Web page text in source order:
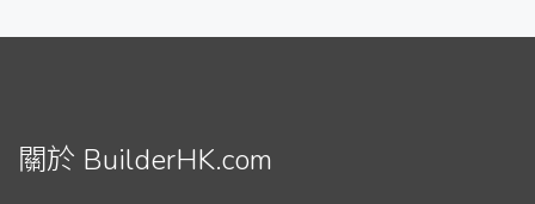
關於 BuilderHK.com